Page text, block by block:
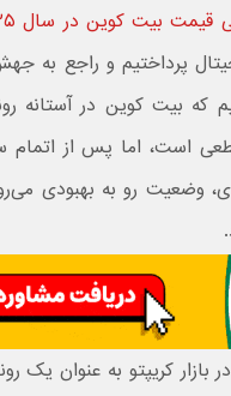
قیمت بیت کوین در سال ۲۰۲۵
پرداختیم و راجع
که بیت کوین در آستانه
است، اما پس از
بازار کریپتو به عنوان یک